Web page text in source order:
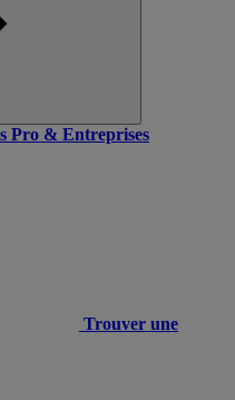
Pro & Entreprises
Trouver une